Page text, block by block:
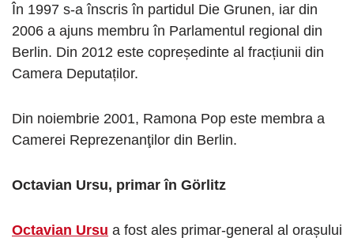
În 1997 s-a înscris în partidul Die Grunen, iar din
2006 a ajuns membru în Parlamentul regional din
Berlin. Din 2012 este copreședinte al fracțiunii din
Camera Deputaților.
Din noiembrie 2001, Ramona Pop este membra a
Camerei Reprezenanţilor din Berlin.
Octavian Ursu, primar în Görlitz
Octavian Ursu a fost ales primar-general al orașului